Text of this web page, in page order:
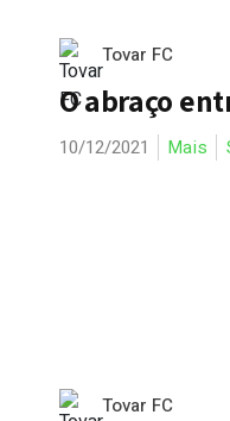
Tovar FC
O abraço
10/12/2021 Mais
Tovar FC